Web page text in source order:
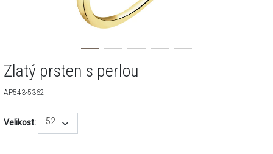
Zlatý prsten s perlou
AP543-5362
Velikost: 52